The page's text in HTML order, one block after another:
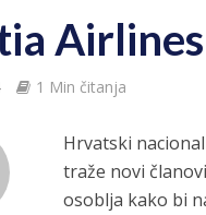
1 Min čitanja
Hrvatski
traže novi
osoblja kako bi